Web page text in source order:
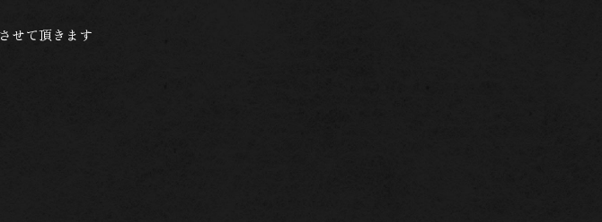
せて頂きます